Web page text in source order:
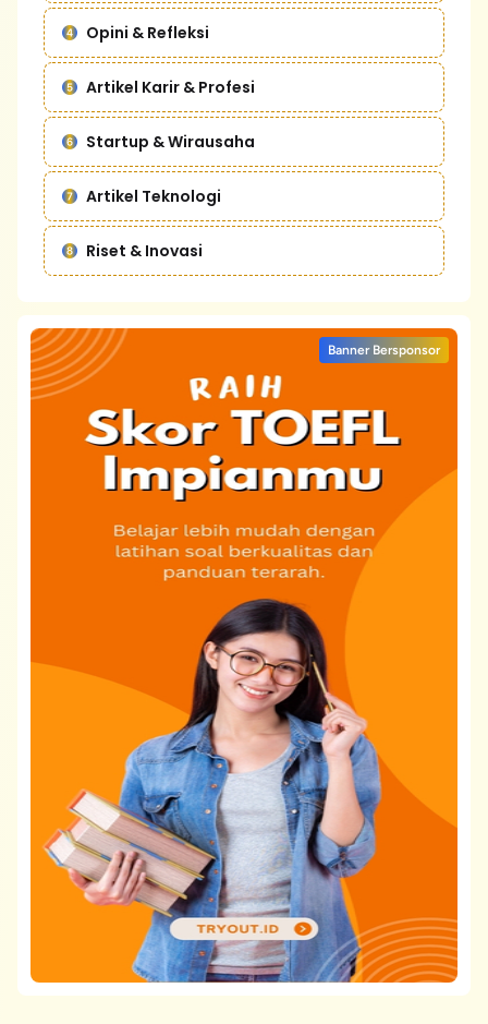
Opini & Refleksi
Artikel Karir & Profesi
Startup & Wirausaha
Artikel Teknologi
Riset & Inovasi
Banner Bersponsor